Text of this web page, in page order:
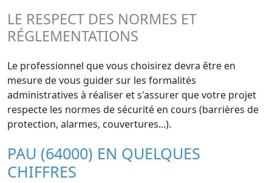
LE RESPECT DES NORMES ET
RÉGLEMENTATIONS
Le professionnel que vous choisirez devra être en
mesure de vous guider sur les formalités
administratives à réaliser et s'assurer que votre projet
respecte les normes de sécurité en cours (barrières de
protection, alarmes, couvertures...).
PAU (64000) EN QUELQUES
CHIFFRES